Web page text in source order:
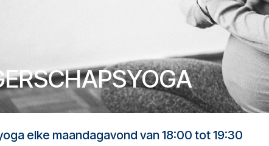
elke maandagavond van 18:00 tot 19:30